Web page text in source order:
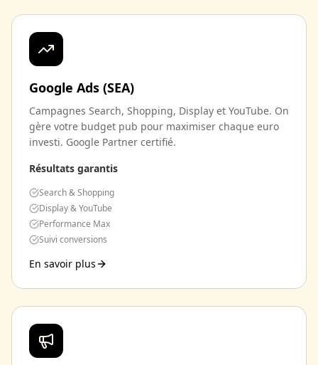
Google Ads (SEA)
Campagnes Search, Shopping, Display et YouTube. On
gère votre budget pub pour maximiser chaque euro
investi. Google Partner certifié.
Résultats garantis
Search & Shopping
Display & YouTube
Performance Max
Suivi conversions
En savoir plus